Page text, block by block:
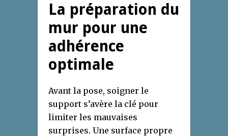
La préparation du
mur pour une
adhérence
optimale
Avant la pose, soigner le
support s’avère la clé pour
limiter les mauvaises
surprises. Une surface propre